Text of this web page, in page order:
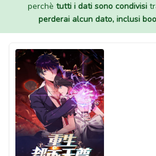
perchè tutti i dati sono condivisi
perderai alcun dato, inclusi